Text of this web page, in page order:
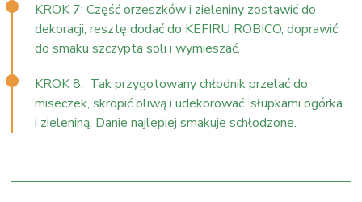
KROK 7: Część orzeszków i zieleniny zostawić do
dekoracji, resztę dodać do KEFIRU ROBICO, doprawić
do smaku szczypta soli i wymieszać.
KROK 8: Tak przygotowany chłodnik przelać do
miseczek, skropić oliwą i udekorować słupkami ogórka
i zieleniną. Danie najlepiej smakuje schłodzone.